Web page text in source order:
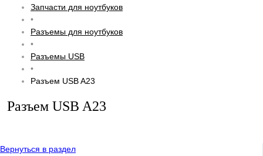
Запчасти для ноутбуков
•
Разъемы для ноутбуков
•
Разъемы USB
•
Разъем USB A23
Разъем USB A23
Вернуться в раздел